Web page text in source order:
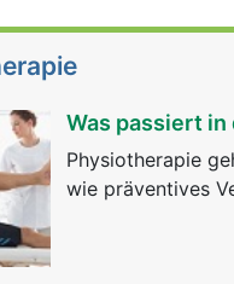
Was passiert
Physiotherapie
wie präventives